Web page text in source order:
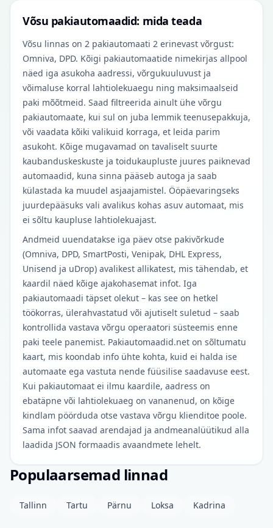
Võsu pakiautomaadid: mida teada
Võsu linnas on 2 pakiautomaati 2 erinevast võrgust:
Omniva, DPD. Kõigi pakiautomaatide nimekirjas allpool
näed iga asukoha aadressi, võrgukuuluvust ja
võimaluse korral lahtiolekuaegu ning maksimaalseid
paki mõõtmeid. Saad filtreerida ainult ühe võrgu
pakiautomaate, kui sul on juba lemmik teenusepakkuja,
või vaadata kõiki valikuid korraga, et leida parim
asukoht. Kõige mugavamad on tavaliselt suurte
kaubanduskeskuste ja toidukaupluste juures paiknevad
automaadid, kuna sinna pääseb autoga ja saab
külastada ka muudel asjaajamistel. Ööpäevaringseks
juurdepääsuks vali avalikus kohas asuv automaat, mis
ei sõltu kaupluse lahtiolekuajast.
Andmeid uuendatakse iga päev otse pakivõrkude
(Omniva, DPD, SmartPosti, Venipak, DHL Express,
Unisend ja uDrop) avalikest allikatest, mis tähendab, et
kaardil näed kõige ajakohasemat infot. Iga
pakiautomaadi täpset olekut – kas see on hetkel
töökorras, ülerahvastatud või ajutiselt suletud – saab
kontrollida vastava võrgu operaatori süsteemis enne
paki teele panemist. Pakiautomaadid.net on sõltumatu
kaart, mis koondab info ühte kohta, kuid ei halda ise
automaate ega vastuta nende füüsilise saadavuse eest.
Kui pakiautomaat ei ilmu kaardile, aadress on
ebatäpne või lahtiolekuaeg on vananenud, on kõige
kindlam pöörduda otse vastava võrgu klienditoe poole.
Sama infot saavad arendajad ja andmeanalüütikud alla
laadida JSON formaadis avaandmete lehelt.
Populaarsemad linnad
Tallinn Tartu Pärnu Loksa Kadrina